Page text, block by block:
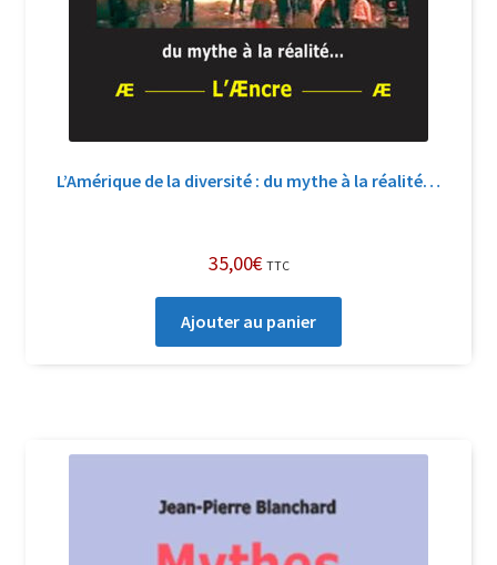
L’Amérique de la diversité : du mythe à la réalité…
35,00€ TTC
Ajouter au panier